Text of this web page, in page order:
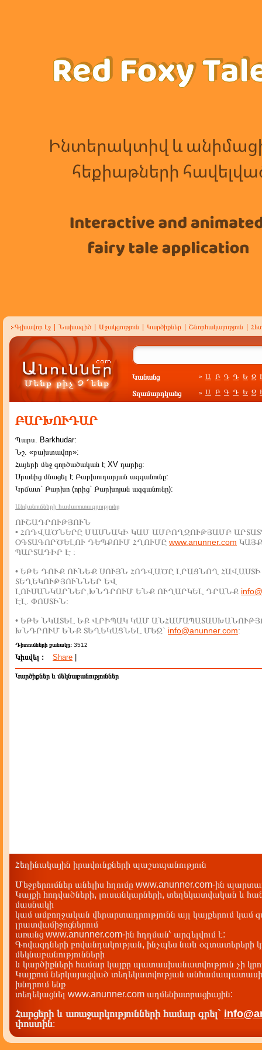
Գլխավոր էջ Նախագիծ Աջակցություն Կարծիքներ Շնորհակալություն
Կանանց » Ա Բ Գ Դ Ե Զ
Տղամարդկանց » Ա Բ Գ Դ Ե Զ
ԲԱՐԽՈՒԴԱՐ
Պարս. Barkhudar:
Նշ. «բախտավոր»:
Հայերի մեջ գործածական է XV դարից:
Սրանից մնացել է Բարխուդարյան ազգանունը:
Կրճատ` Բարխո (որից` Բարխոյան ազգանունը):
Անվանումների համառոտագրությունը
ՈՒՇԱԴՐՈՒԹՅՈՒՆ
• ՀՈԴՎԱԾՆԵՐԸ ՄԱՍՆԱԿԻ ԿԱՄ ԱՄԲՈՂՋՈՒԹՅԱՄԲ
ՕԳՏԱԳՈՐԾԵԼՈՒ ԴԵՊՔՈՒՄ ՀՂՈՒՄԸ www.anunner.com
ՊԱՐՏԱԴԻՐ Է :
• ԵԹԵ ԴՈՒՔ ՈՒՆԵՔ ՍՈՒՅՆ ՀՈԴՎԱԾԸ ԼՐԱՑՆՈՂ ՀԱՎԱՍՏԻ
ՏԵՂԵԿՈՒԹՅՈՒՆՆԵՐ ԵՎ
ԼՈՒՍԱՆԿԱՐՆԵՐ,ԽՆԴՐՈՒՄ ԵՆՔ ՈՒՂԱՐԿԵԼ ԴՐԱՆՔ
ԷԼ. ՓՈՍՏԻՆ:
• ԵԹԵ ՆԿԱՏԵԼ ԵՔ ՎՐԻՊԱԿ ԿԱՄ
ԽՆԴՐՈՒՄ ԵՆՔ ՏԵՂԵԿԱՑՆԵԼ ՄԵԶ` info@anunner.com:
Դիտումների քանակը: 3512
Կիսվել : Share
Կարծիքներ և մեկնաբանություններ
Հեղինակային իրավունքների պաշտպանություն
Մեջբերումներ անելիս հղումը www.anunner.com-ին
Կայքի հոդվածների, լուսանկարների, տեղեկատվական և
մասնակի
կամ ամբողջական վերարտադրությունն այլ կայքերում կամ
լրատվամիջոցներում
առանց www.anunner.com-ին հղղման՝ արգելվում է:
Գովազդների բովանդակության, ինչպես նաև օգտատերերի
մեկնաբանությունների
և կարծիքների համար կայքը պատասխանատվություն չի
Կայքում ներկայացված տեղեկատվության
խնդրում ենք
տեղեկացնել www.anunner.com ադմենիստրացիային:
Հարցերի և առաջարկությունների համար գրել`
փոստին: